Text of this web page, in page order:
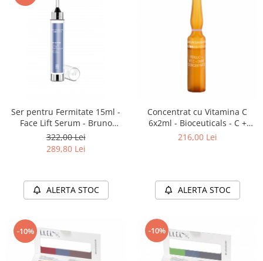
Ser pentru Fermitate 15ml -
Face Lift Serum - Bruno
Vassari
322,00 Lei
289,80 Lei
ALERTA STOC
Concentrat cu Vitamina C
6x2ml - Bioceuticals - C +
Ferulic+ Dmae - Bruno Vassari
216,00 Lei
ALERTA STOC
-10% -10%